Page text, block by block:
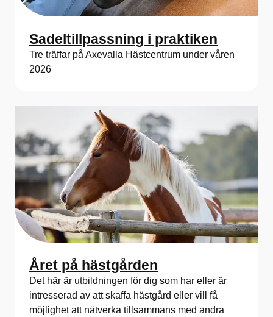
Sadeltillpassning i praktiken
Tre träffar på Axevalla Hästcentrum under våren
2026
Året på hästgården
Det här är utbildningen för dig som har eller är
intresserad av att skaffa hästgård eller vill få
möjlighet att nätverka tillsammans med andra